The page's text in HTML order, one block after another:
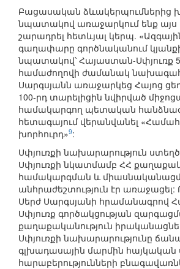
Բացասական ձևակերպումներից
նպատակով առաջարկում ենք
շարադրել հետևյալ կերպ.
գաղափարը գործնականում կյանքի
նպատակով՝ Հայաստան-Սփյուռք
համաժողովի ժամանակ
Սարգսյանն առաջարկեց Հայոց
100-րդ տարելիցին նվիրված
համակարգող պետական
հետագայում վերանվանել
խորհուրդ»9:
Սփյուռքի նախարարություն
Սփյուռքի նկատմամբ ՀՀ
համակարգման և
անհրաժեշտություն էր առաջացել:
Սերժ Սարգսյանի հրամանագրով
Սփյուռք գործակցության
քաղաքականություն
Սփյուռքի նախարարությունը
գլխադասային մարմին հայկական
հարաբերությունների